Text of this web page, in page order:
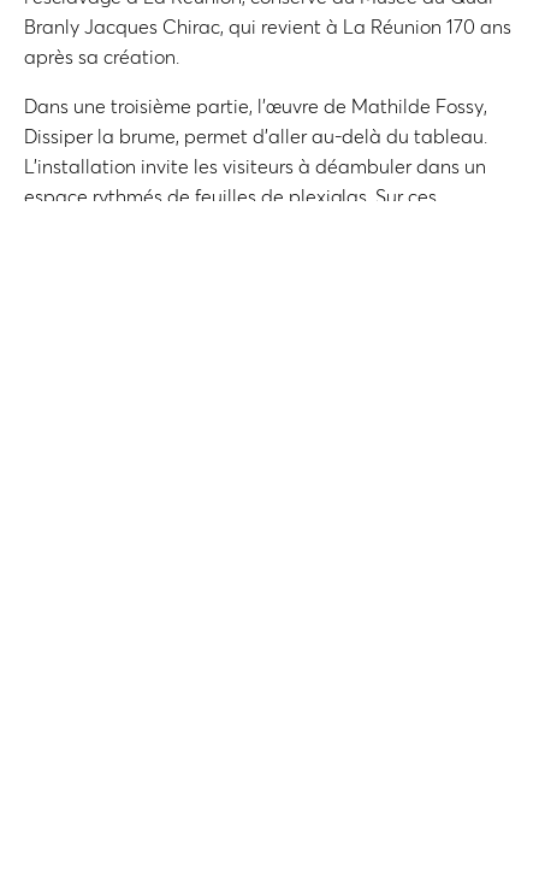
Branly Jacques Chirac, qui revient à La Réunion 170 ans
après sa création.
Dans une troisième partie, l’œuvre de Mathilde Fossy,
Dissiper la brume, permet d’aller au-delà du tableau.
L’installation invite les visiteurs à déambuler dans un
espace rythmés de feuilles de plexiglas. Sur ces